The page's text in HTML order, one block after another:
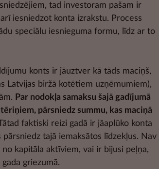
tad investoram pašam ir
iesniedzot konta izrakstu. Process
speciālu iesnieguma formu, līdz ar to
konts ir jāuztver kā tāds maciņš,
Latvijas biržā kotētiem uzņēmumiem),
Par nodokļa samaksu šajā gadījumā
pārsniedz summu, kas maciņā
faktiski reizi gadā ir jāaplūko konta
tajā iemaksātos līdzekļus. Nav
kapitāla aktīviem, vai ir bijusi peļņa,
griezumā.